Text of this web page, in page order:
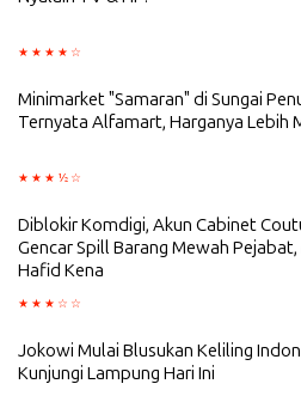
Minimarket "Samaran" di Sungai
Ternyata Alfamart, Harganya Lebih
Diblokir Komdigi, Akun Cabinet
Gencar Spill Barang Mewah
Hafid Kena
Jokowi Mulai Blusukan Keliling
Kunjungi Lampung Hari Ini